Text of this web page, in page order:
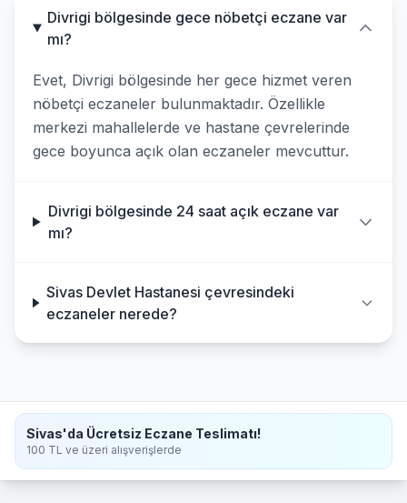
Divrigi bölgesinde gece nöbetçi eczane var
mı?
Evet, Divrigi bölgesinde her gece hizmet veren
nöbetçi eczaneler bulunmaktadır. Özellikle
merkezi mahallelerde ve hastane çevrelerinde
gece boyunca açık olan eczaneler mevcuttur.
Divrigi bölgesinde 24 saat açık eczane var
mı?
Sivas Devlet Hastanesi çevresindeki
eczaneler nerede?
Sivas'da Ücretsiz Eczane Teslimatı!
100 TL ve üzeri alışverişlerde